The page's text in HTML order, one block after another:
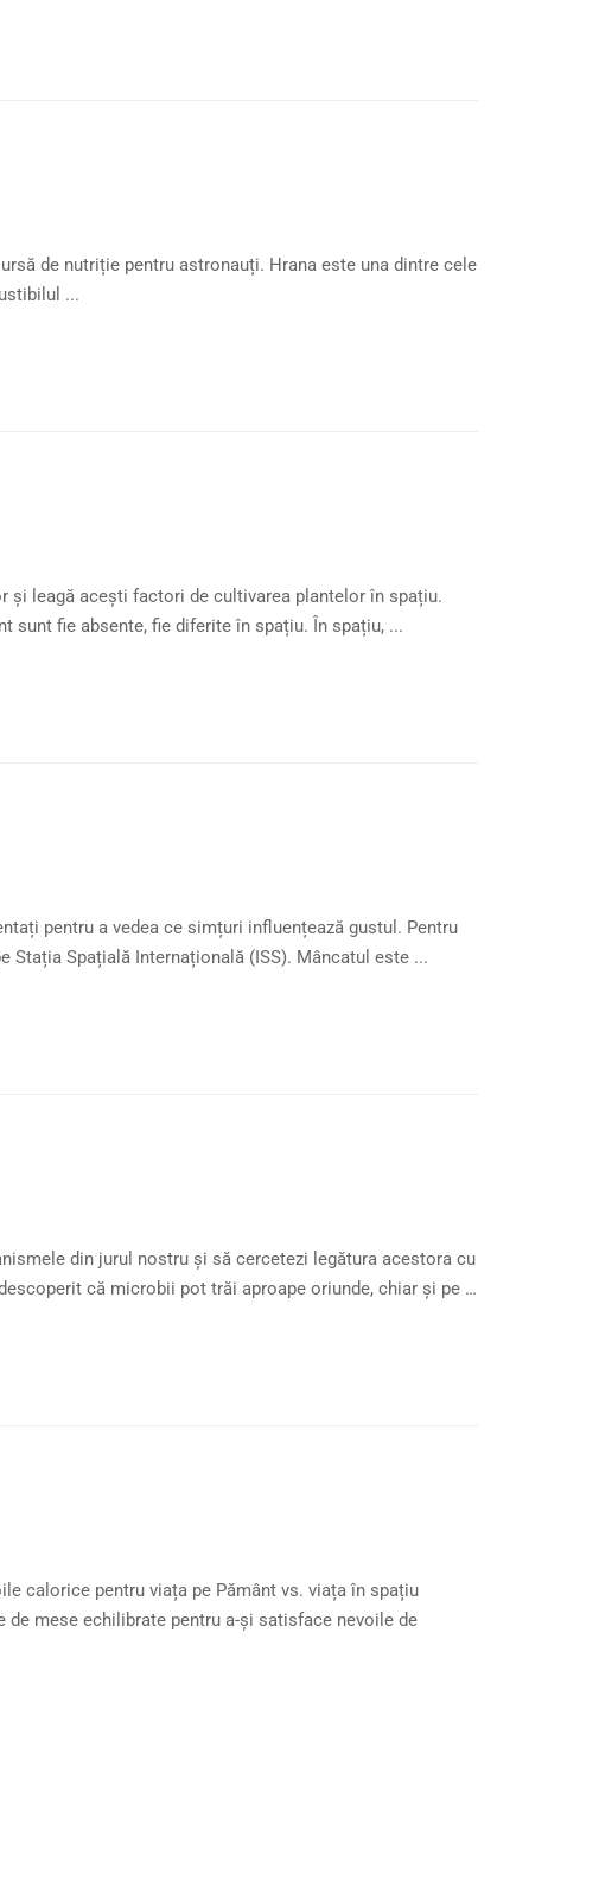
de nutriție pentru astronauți. Hrana este una dintre cele
...
și leagă acești factori de cultivarea plantelor în spațiu.
sunt fie absente, fie diferite în spațiu. În spațiu, ...
pentru a vedea ce simțuri influențează gustul. Pentru
Stația Spațială Internațională (ISS). Mâncatul este ...
din jurul nostru și să cercetezi legătura acestora cu
că microbii pot trăi aproape oriunde, chiar și pe …
calorice pentru viața pe Pământ vs. viața în spațiu
mese echilibrate pentru a-și satisface nevoile de